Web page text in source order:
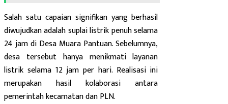
Salah satu capaian signifikan yang berhasil
diwujudkan adalah suplai listrik penuh selama
24 jam di Desa Muara Pantuan. Sebelumnya,
desa tersebut hanya menikmati layanan
listrik selama 12 jam per hari. Realisasi ini
merupakan hasil kolaborasi antara
pemerintah kecamatan dan PLN.